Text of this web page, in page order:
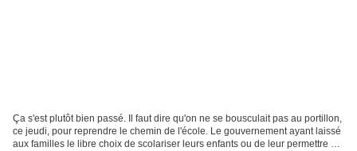
Ça s'est plutôt bien passé. Il faut dire qu'on ne se bousculait pas au portillon,
ce jeudi, pour reprendre le chemin de l'école. Le gouvernement ayant laissé
aux familles le libre choix de scolariser leurs enfants ou de leur permettre de